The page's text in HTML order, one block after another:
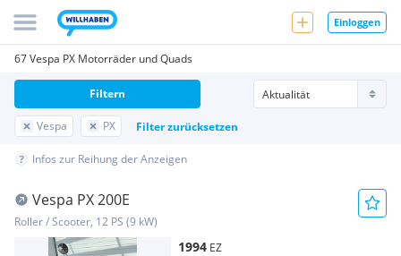
Einloggen
67 Vespa PX Motorräder und Quads
Vespa PX Filter zurücksetzen
Filtern
Infos zur Reihung der Anzeigen
Vespa PX 200E
Roller / Scooter, 12 PS (9 kW)
1994 EZ